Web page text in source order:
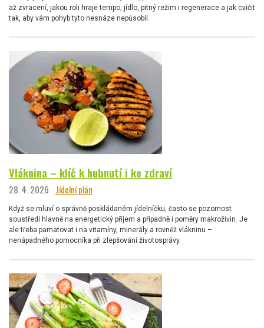
až zvracení, jakou roli hraje tempo, jídlo, pitný režim i regenerace a jak cvičit
tak, aby vám pohyb tyto nesnáze nepůsobil.
Vláknina – klíč k hubnutí i ke zdraví
28. 4. 2026 Jídelní plán
Když se mluví o správně poskládaném jídelníčku, často se pozornost
soustředí hlavně na energetický příjem a případně i poměry makroživin. Je
ale třeba pamatovat i na vitamíny, minerály a rovněž vlákninu –
nenápadného pomocníka při zlepšování životosprávy.